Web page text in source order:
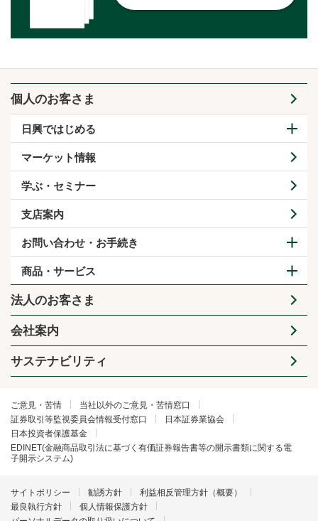
個人のお客さま
日興ではじめる
マーケット情報
学ぶ・セミナー
支店案内
お問い合わせ・お手続き
商品・サービス
法人のお客さま
会社案内
サステナビリティ
ご意見・苦情
当社以外のご意見・苦情窓口
証券取引等監視委員会情報受付窓口
日本証券業協会
日本投資者保護基金
EDINET(金融商品取引法に基づく有価証券報告書等の開示書類に関する電
子開示システム)
サイトポリシー 勧誘方針
利益相反管理方針（概要）
最良執行方針
個人情報保護方針